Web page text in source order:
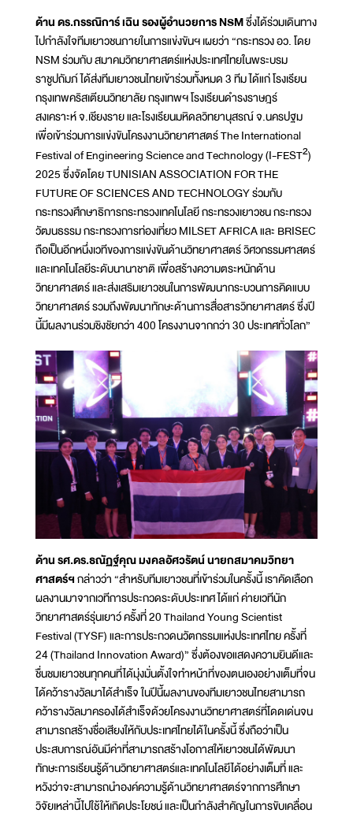
ด้าน ดร.กรรณิการ์ เฉิน รองผู้อำนวยการ NSMซึ่งได้ร่วมเดินทาง
ไปกำลังใจทีมเยาวชนภายในการแข่งขันฯ เผยว่า “กระทรวง อว. โดย
NSM ร่วมกับ สมาคมวิทยาศาสตร์แห่งประเทศไทยในพระบรม
ราชูปถัมภ์ ได้ส่งทีมเยาวชนไทยเข้าร่วมทั้งหมด 3 ทีม ได้แก่ โรงเรียน
กรุงเทพคริสเตียนวิทยาลัย กรุงเทพฯ โรงเรียนดำรงราษฎร์
สงเคราะห์ จ.เชียงราย และโรงเรียนมหิดลวิทยานุสรณ์ จ.นครปฐม
เพื่อเข้าร่วมการแข่งขันโครงงานวิทยาศาสตร์ The International
Festival of Engineering Science and Technology (I-FEST²)
2025 ซึ่งจัดโดย TUNISIAN ASSOCIATION FOR THE
FUTURE OF SCIENCES AND TECHNOLOGY ร่วมกับ
กระทรวงศึกษาธิการกระทรวงเทคโนโลยี กระทรวงเยาวชน กระทรวง
วัฒนธรรม กระทรวงการท่องเที่ยว MILSET AFRICA และ BRISEC
ถือเป็นอีกหนึ่งเวทีของการแข่งขันด้านวิทยาศาสตร์ วิศวกรรมศาสตร์
และเทคโนโลยีระดับนานาชาติ เพื่อสร้างความตระหนักด้าน
วิทยาศาสตร์ และส่งเสริมเยาวชนในการพัฒนากระบวนการคิดแบบ
วิทยาศาสตร์ รวมถึงพัฒนาทักษะด้านการสื่อสารวิทยาศาสตร์ ซึ่งปี
นี้มีผลงานร่วมชิงชัยกว่า 400 โครงงานจากกว่า 30 ประเทศทั่วโลก”
ด้าน รศ.ดร.ธณัฏฐ์คุณ มงคลอัศวรัตน์ นายกสมาคมวิทยา
ศาสตร์ฯกล่าวว่า “สำหรับทีมเยาวชนที่เข้าร่วมในครั้งนี้ เราคัดเลือก
ผลงานมาจากเวทีการประกวดระดับประเทศ ได้แก่ ค่ายเวทีนัก
วิทยาศาสตร์รุ่นเยาว์ ครั้งที่ 20 Thailand Young Scientist
Festival (TYSF) และการประกวดนวัตกรรมแห่งประเทศไทย ครั้งที่
24 (Thailand Innovation Award)” ซึ่งต้องขอแสดงความยินดีและ
ชื่นชมเยาวชนทุกคนที่ได้มุ่งมั่นตั้งใจทำหน้าที่ของตนเองอย่างเต็มที่จน
ได้คว้ารางวัลมาได้สำเร็จ ในปีนี้ผลงานของทีมเยาวชนไทยสามารถ
คว้ารางวัลมาครองได้สำเร็จด้วยโครงงานวิทยาศาสตร์ที่โดดเด่นจน
สามารถสร้างชื่อเสียงให้กับประเทศไทยได้ในครั้งนี้ ซึ่งถือว่าเป็น
ประสบการณ์อันมีค่าที่สามารถสร้างโอกาสให้เยาวชนได้พัฒนา
ทักษะการเรียนรู้ด้านวิทยาศาสตร์และเทคโนโลยีได้อย่างเต็มที่ และ
หวังว่าจะสามารถนำองค์ความรู้ด้านวิทยาศาสตร์จากการศึกษา
วิจัยเหล่านี้ไปใช้ให้เกิดประโยชน์ และเป็นกำลังสำคัญในการขับเคลื่อน